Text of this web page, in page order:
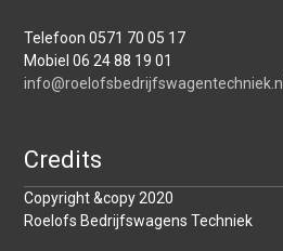
Telefoon 0571 70 05 17
Mobiel 06 24 88 19 01
info@roelofsbedrijfswagentechniek.nl
Credits
Copyright &copy 2020
Roelofs Bedrijfswagens Techniek